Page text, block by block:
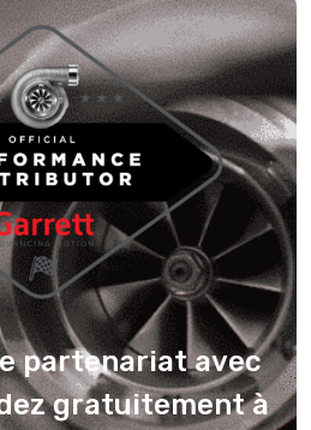
partenariat avec
gratuitement à